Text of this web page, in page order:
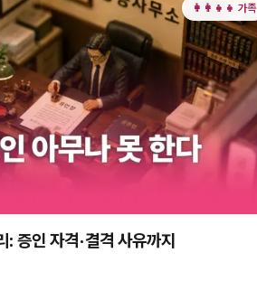
👩‍👩‍👧‍👧 가족
: 증인 자격·결격 사유까지